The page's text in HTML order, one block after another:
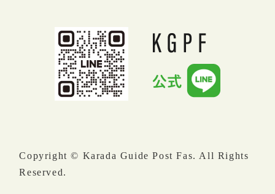
Copyright © Karada Guide Post Fas. All Rights
Reserved.